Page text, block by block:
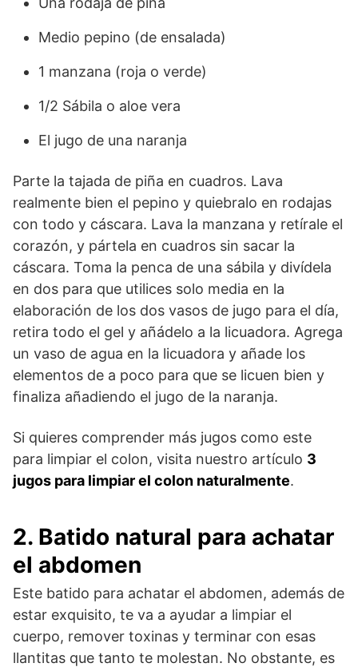
Medio pepino (de ensalada)
1 manzana (roja o verde)
1/2 Sábila o aloe vera
El jugo de una naranja
Parte la tajada de piña en cuadros. Lava
realmente bien el pepino y quiebralo en rodajas
con todo y cáscara. Lava la manzana y retírale el
corazón, y pártela en cuadros sin sacar la
cáscara. Toma la penca de una sábila y divídela
en dos para que utilices solo media en la
elaboración de los dos vasos de jugo para el día,
retira todo el gel y añádelo a la licuadora. Agrega
un vaso de agua en la licuadora y añade los
elementos de a poco para que se licuen bien y
finaliza añadiendo el jugo de la naranja.
Si quieres comprender más jugos como este
para limpiar el colon, visita nuestro artículo 3
jugos para limpiar el colon naturalmente.
2. Batido natural para achatar
el abdomen
Este batido para achatar el abdomen, además de
estar exquisito, te va a ayudar a limpiar el
cuerpo, remover toxinas y terminar con esas
llantitas que tanto te molestan. No obstante, es